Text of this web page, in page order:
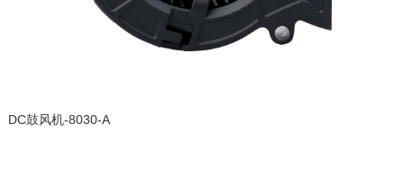
DC鼓风机-8030-A